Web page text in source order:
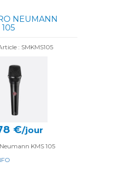
NEUMANN
: SMKMS105
€/jour
KMS 105